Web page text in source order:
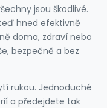
jsou škodlivé.
hned efektivně
doma, zdraví nebo
bezpečně a bez
rukou. Jednoduché
a předejdete tak